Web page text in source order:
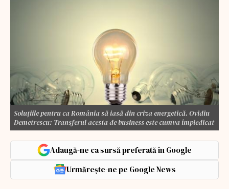
Soluţiile pentru ca România să iasă din criza energetică. Ovidiu
Demetrescu: Transferul acesta de business este cumva împiedicat
Adaugă-ne ca sursă preferată în Google
Urmărește-ne pe Google News